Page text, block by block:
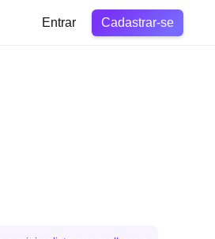
Entrar Cadastrar-se